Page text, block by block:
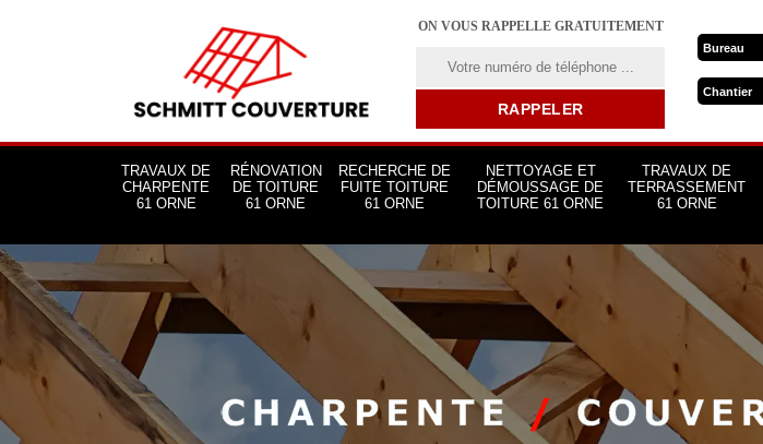
ON VOUS RAPPELLE GRATUITEMENT
Bureau
Chantier
TRAVAUX DE
CHARPENTE
61 ORNE
RÉNOVATION
DE TOITURE
61 ORNE
RECHERCHE DE
FUITE TOITURE
61 ORNE
NETTOYAGE ET
DÉMOUSSAGE DE
TOITURE 61 ORNE
TRAVAUX DE
TERRASSEMENT
61 ORNE